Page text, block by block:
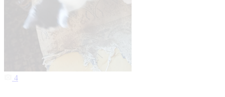
4